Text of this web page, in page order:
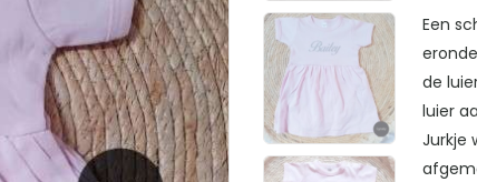
Een
de
luier
Jurkje